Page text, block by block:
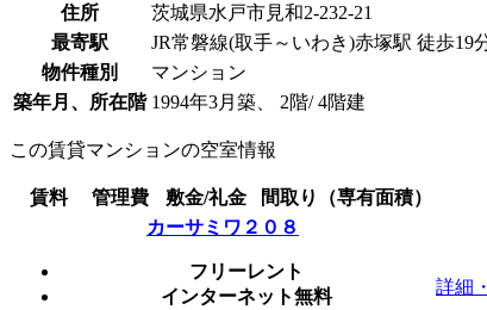
住所
茨城県水戸市見和2-232-21
最寄駅
JR常磐線(取手～いわき)赤塚駅 徒歩19
物件種別
マンション
築年月、所在階 1994年3月築、 2階/ 4階建
この賃貸マンションの空室情報
賃料 管理費 敷金/礼金
間取り（専有面積）
カーサミワ２０８
フリーレント
インターネット無料
詳細